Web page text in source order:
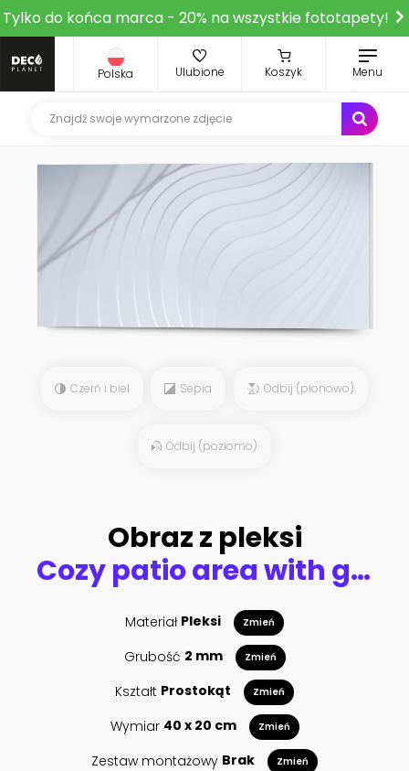
Tylko do końca marca - 20% na wszystkie fototapety!
Polska Ulubione Koszyk Menu
Czerń i biel Sepia Odbij (pionowo)
Odbij (poziomo)
Obraz z pleksi
Cozy patio area with garden furniture, sliding doors and decking
Materiał Pleksi Zmień
Grubość 2 mm Zmień
Kształt Prostokąt Zmień
Wymiar 40 x 20 cm Zmień
Zestaw montażowy Brak Zmień